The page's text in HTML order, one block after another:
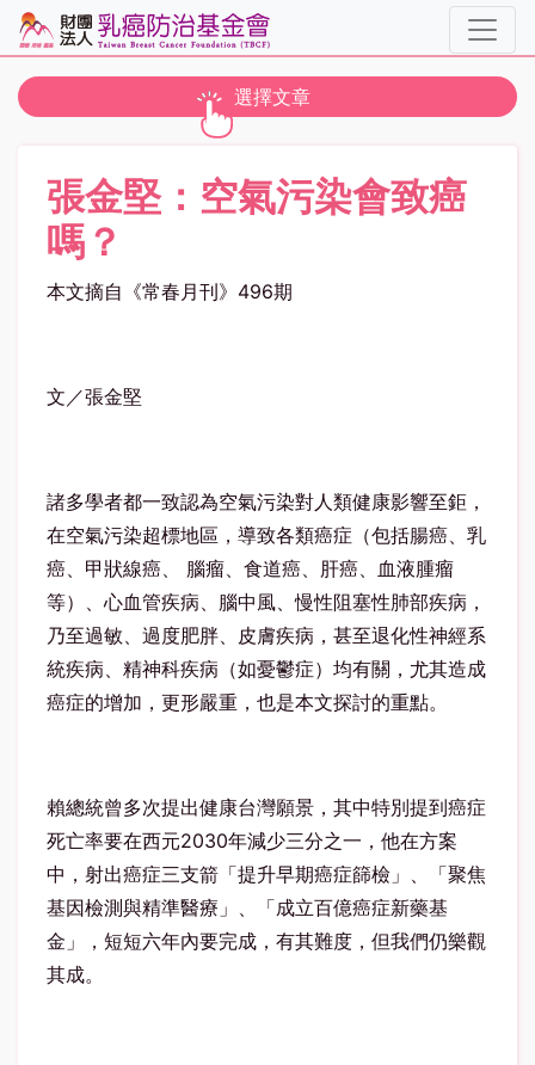
toggle navigation
選擇文章
張金堅：空氣污染會致癌
嗎？
本文摘自《常春月刊》496期
文／張金堅
諸多學者都一致認為空氣污染對人類健康影響至鉅，
在空氣污染超標地區，導致各類癌症（包括腸癌、乳
癌、甲狀線癌、 腦瘤、食道癌、肝癌、血液腫瘤
等）、心血管疾病、腦中風、慢性阻塞性肺部疾病，
乃至過敏、過度肥胖、皮膚疾病，甚至退化性神經系
統疾病、精神科疾病（如憂鬱症）均有關，尤其造成
癌症的增加，更形嚴重，也是本文探討的重點。
賴總統曾多次提出健康台灣願景，其中特別提到癌症
死亡率要在西元2030年減少三分之一，他在方案
中，射出癌症三支箭「提升早期癌症篩檢」、「聚焦
基因檢測與精準醫療」、「成立百億癌症新藥基
金」，短短六年內要完成，有其難度，但我們仍樂觀
其成。